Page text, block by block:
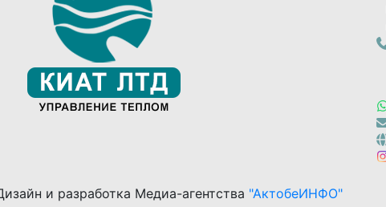
и разработка Медиа-агентства "АктобеИНФО"